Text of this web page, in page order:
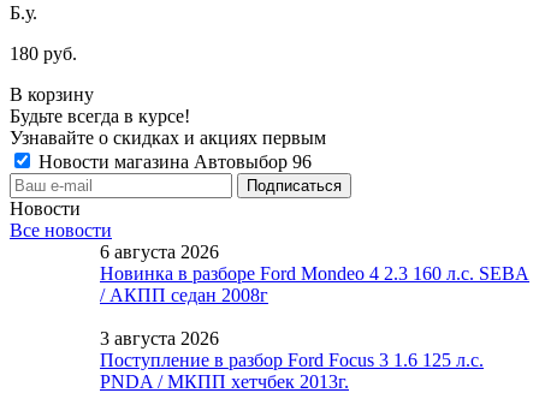
Б.у.
180 руб.
В корзину
Будьте всегда в курсе!
Узнавайте о скидках и акциях первым
Новости магазина Автовыбор 96
Новости
Все новости
6 августа 2026
Новинка в разборе Ford Mondeo 4 2.3 160 л.с. SEBA
/ АКПП седан 2008г
3 августа 2026
Поступление в разбор Ford Focus 3 1.6 125 л.с.
PNDA / МКПП хетчбек 2013г.